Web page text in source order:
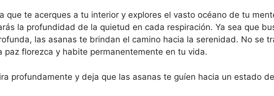
que te acerques a tu interior y explores el vasto océano de tu
la profundidad de la quietud en cada respiración. Ya sea que
las asanas te brindan el camino hacia la serenidad. No se
paz florezca y habite permanentemente en tu vida.
profundamente y deja que las asanas te guíen hacia un estado